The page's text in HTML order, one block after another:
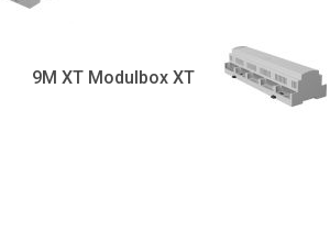
9M XT Modulbox XT